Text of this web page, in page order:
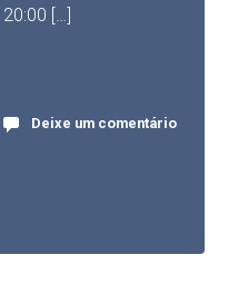
[…]
Deixe um comentário